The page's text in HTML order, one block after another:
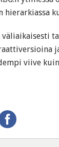
väliaikaisesti
viive